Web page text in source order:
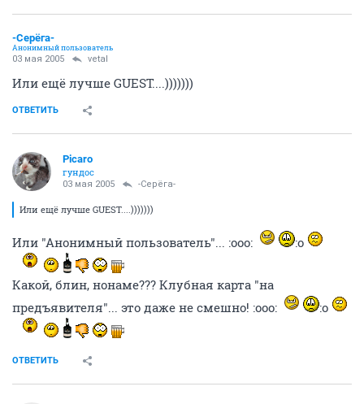
-Серёга-
Анонимный пользователь
03 мая 2005 vetal
Или ещё лучше GUEST....)))))))
ОТВЕТИТЬ
Picaro
гундос
03 мая 2005 -Серёга-
Или ещё лучше GUEST....)))))))
Или "Анонимный пользователь"... :ooo: :o
Какой, блин, нонаме??? Клубная карта "на
предъявителя"... это даже не смешно! :ooo:
:o
ОТВЕТИТЬ